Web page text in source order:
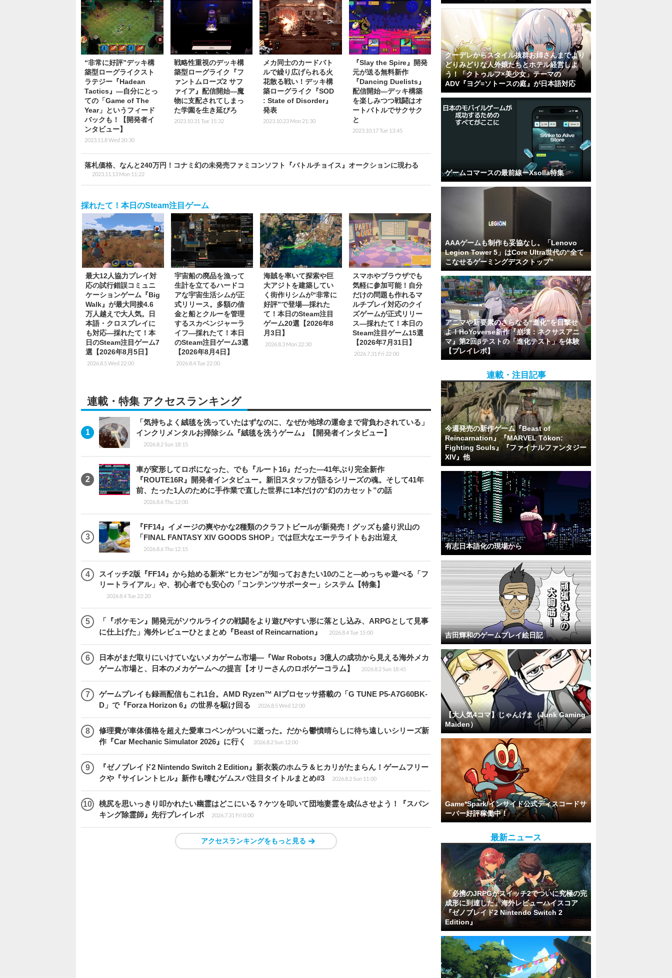
“非常に好評”デッキ構
築型ローグライクスト
ラテジー『Hadean
Tactics』―自分にとっ
ての「Game of The
Year」というフィード
バックも！【開発者イ
ンタビュー】
2023.11.8 Wed 20:30
戦略性重視のデッキ構
築型ローグライク『フ
ァントムローズ2 サフ
ァイア』配信開始―魔
物に支配されてしまっ
た学園を生き延びろ
2023.10.31 Tue 15:32
メカ同士のカードバト
ルで繰り広げられる火
花散る戦い！デッキ構
築ローグライク『SOD
: State of Disorder』
発表
2023.10.23 Mon 21:30
『Slay the Spire』開発
元が送る無料新作
『Dancing Duelists』
配信開始―デッキ構築
を楽しみつつ戦闘はオ
ートバトルでサクサク
と
2023.10.17 Tue 13:45
落札価格、なんと240万円！コナミ幻の未発売ファミコンソフト『バトルチョイス』オークションに現わる
2023.11.13 Mon 11:22
採れたて！本日のSteam注目ゲーム
最大12人協力プレイ対
応の試行錯誤コミュニ
ケーションゲーム『Big
Walk』が最大同接4.6
万人越えで大人気。日
本語・クロスプレイに
も対応―採れたて！本
日のSteam注目ゲーム7
選【2026年8月5日】
2026.8.5 Wed 22:00
宇宙船の廃品を漁って
生計を立てるハードコ
アな宇宙生活シムが正
式リリース。多額の借
金と船とクルーを管理
するスカベンジャーラ
イフ―採れたて！本日
のSteam注目ゲーム3選
【2026年8月4日】
2026.8.4 Tue 22:00
海賊を率いて探索や巨
大アジトを建築してい
く街作りシムが“非常に
好評”で登場―採れた
て！本日のSteam注目
ゲーム20選【2026年8
月3日】
2026.8.3 Mon 22:30
スマホやブラウザでも
気軽に参加可能！自分
だけの問題も作れるマ
ルチプレイ対応のクイ
ズゲームが正式リリー
ス―採れたて！本日の
Steam注目ゲーム15選
【2026年7月31日】
2026.7.31 Fri 22:00
連載・特集 アクセスランキング
「気持ちよく絨毯を洗っていたはずなのに、なぜか地球の運命まで背負わされている」
インクリメンタルお掃除シム『絨毯を洗うゲーム』【開発者インタビュー】
2026.8.2 Sun 18:15
車が変形してロボになった、でも『ルート16』だった―41年ぶり完全新作
『ROUTE16R』開発者インタビュー。新旧スタッフが語るシリーズの魂。そして41年
前、たった1人のために手作業で直した世界に1本だけの“幻のカセット”の話
2026.8.6 Thu 12:00
『FF14』イメージの爽やかな2種類のクラフトビールが新発売！グッズも盛り沢山の
「FINAL FANTASY XIV GOODS SHOP」では巨大なエーテライトもお出迎え
2026.8.6 Thu 12:15
スイッチ2版『FF14』から始める新米“ヒカセン”が知っておきたい10のこと―めっちゃ遊べる「フ
リートライアル」や、初心者でも安心の「コンテンツサポーター」システム【特集】
2026.8.4 Tue 22:20
「『ポケモン』開発元がソウルライクの戦闘をより遊びやすい形に落とし込み、ARPGとして見事
に仕上げた」海外レビューひとまとめ『Beast of Reincarnation』
2026.8.4 Tue 15:00
日本がまだ取りにいけていないメカゲーム市場―『War Robots』3億人の成功から見える海外メカ
ゲーム市場と、日本のメカゲームへの提言【オリーさんのロボゲーコラム】
2026.8.2 Sun 18:45
ゲームプレイも録画配信もこれ1台。AMD Ryzen™ AIプロセッサ搭載の「G TUNE P5-A7G60BK-
D」で『Forza Horizon 6』の世界を駆け回る
2026.8.5 Wed 12:00
修理費が車体価格を超えた愛車コペンがついに逝った。だから鬱憤晴らしに待ち遠しいシリーズ新
作『Car Mechanic Simulator 2026』に行く
2026.8.2 Sun 12:00
『ゼノブレイド2 Nintendo Switch 2 Edition』新衣装のホムラ＆ヒカリがたまらん！ゲームフリー
クや『サイレントヒル』新作も嗜むゲムスパ注目タイトルまとめ#3
2026.8.2 Sun 11:00
桃尻を思いっきり叩かれたい幽霊はどこにいる？ケツを叩いて団地妻霊を成仏させよう！『スパン
キング除霊師』先行プレイレポ
2026.7.31 Fri 0:00
アクセスランキングをもっと見る
クーデレからスタイル抜群お姉さんまでより
どりみどりな人外娘たちとホテル経営しよ
う！「クトゥルフ×美少女」テーマの
ADV『ヨグ=ソトースの庭』が日本語対応
ゲームコマースの最前線ーXsolla特集
AAAゲームも制作も妥協なし。「Lenovo
Legion Tower 5」はCore Ultra世代の“全て
こなせるゲーミングデスクトップ”
アニマや新要素のさらなる“進化”を目撃せ
よ！HoYoverse新作『崩壊：ネクサスアニ
マ』第2回βテストの「進化テスト」を体験
【プレイレポ】
連載・注目記事
今週発売の新作ゲーム『Beast of
Reincarnation』『MARVEL Tōkon:
Fighting Souls』『ファイナルファンタジー
XIV』他
有志日本語化の現場から
吉田輝和のゲームプレイ絵日記
【大人気4コマ】じゃんげま（Junk Gaming
Maiden）
Game*Spark/インサイド公式ディスコードサ
ーバー好評稼働中！
最新ニュース
「必携のJRPGがスイッチ2でついに究極の完
成形に到達した」海外レビューハイスコア
『ゼノブレイド2 Nintendo Switch 2
Edition』